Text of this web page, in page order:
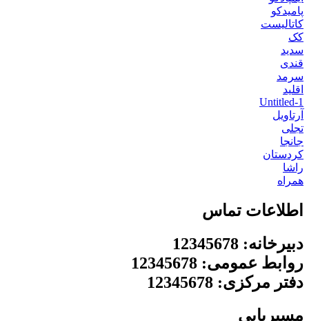
پامیدکو
کاتالیست
کک
سدید
قندی
سرمد
اقلید
Untitled-1
آرتاویل
تجلی
جانجا
کردستان
راشا
همراه
اطلاعات تماس
دبیرخانه: 12345678
روابط عمومی: 12345678
دفتر مرکزی: 12345678
مسیریابی